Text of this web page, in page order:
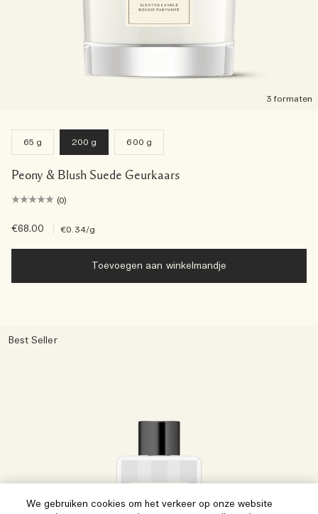
3 formaten
65 g 200 g 600 g
Peony & Blush Suede Geurkaars
(0)
€68.00 €0.34/g
Toevoegen aan winkelmandje
Best Seller
We gebruiken cookies om het verkeer op onze website